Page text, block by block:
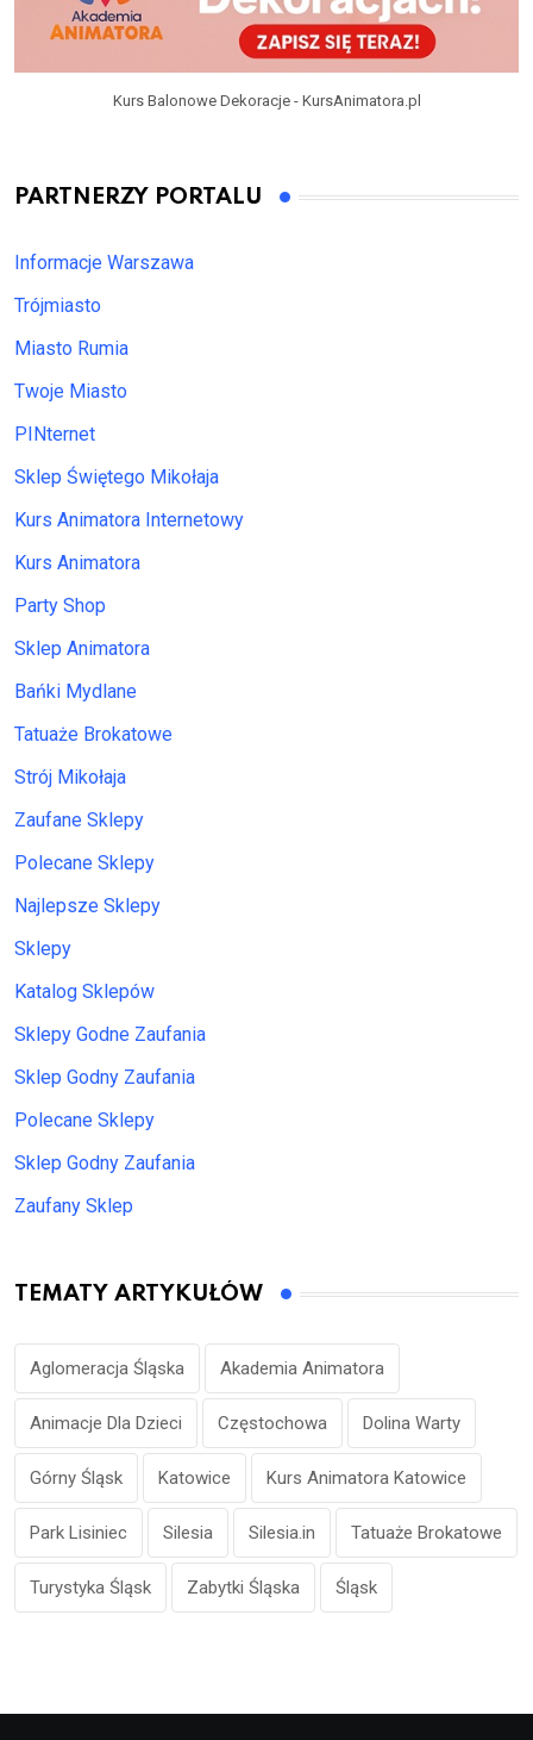
Kurs Balonowe Dekoracje - KursAnimatora.pl
PARTNERZY PORTALU
Informacje Warszawa
Trójmiasto
Miasto Rumia
Twoje Miasto
PINternet
Sklep Świętego Mikołaja
Kurs Animatora Internetowy
Kurs Animatora
Party Shop
Sklep Animatora
Bańki Mydlane
Tatuaże Brokatowe
Strój Mikołaja
Zaufane Sklepy
Polecane Sklepy
Najlepsze Sklepy
Sklepy
Katalog Sklepów
Sklepy Godne Zaufania
Sklep Godny Zaufania
Polecane Sklepy
Sklep Godny Zaufania
Zaufany Sklep
TEMATY ARTYKUŁÓW
Aglomeracja Śląska Akademia Animatora
Animacje Dla Dzieci Częstochowa Dolina Warty
Górny Śląsk Katowice Kurs Animatora Katowice
Park Lisiniec Silesia Silesia.in Tatuaże Brokatowe
Turystyka Śląsk Zabytki Śląska Śląsk